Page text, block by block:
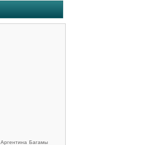
Аргентина Багамы